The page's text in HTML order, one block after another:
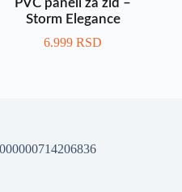
Storm Elegance
6.999RSD